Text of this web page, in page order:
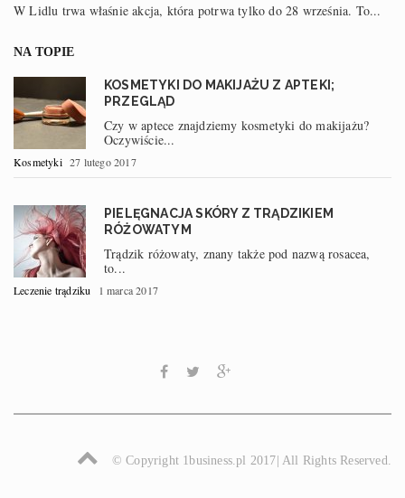
W Lidlu trwa właśnie akcja, która potrwa tylko do 28 września. To...
NA TOPIE
KOSMETYKI DO MAKIJAŻU Z APTEKI;
PRZEGLĄD
Czy w aptece znajdziemy kosmetyki do makijażu?
Oczywiście...
Kosmetyki 27 lutego 2017
PIELĘGNACJA SKÓRY Z TRĄDZIKIEM
RÓŻOWATYM
Trądzik różowaty, znany także pod nazwą rosacea,
to...
Leczenie trądziku 1 marca 2017
© Copyright 1business.pl 2017| All Rights Reserved.